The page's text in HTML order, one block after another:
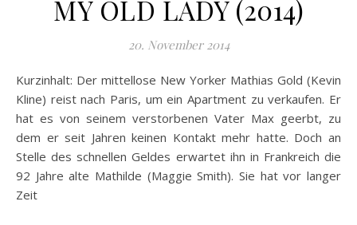
MY OLD LADY (2014)
20. November 2014
Kurzinhalt: Der mittellose New Yorker Mathias Gold (Kevin
Kline) reist nach Paris, um ein Apartment zu verkaufen. Er
hat es von seinem verstorbenen Vater Max geerbt, zu
dem er seit Jahren keinen Kontakt mehr hatte. Doch an
Stelle des schnellen Geldes erwartet ihn in Frankreich die
92 Jahre alte Mathilde (Maggie Smith). Sie hat vor langer
Zeit